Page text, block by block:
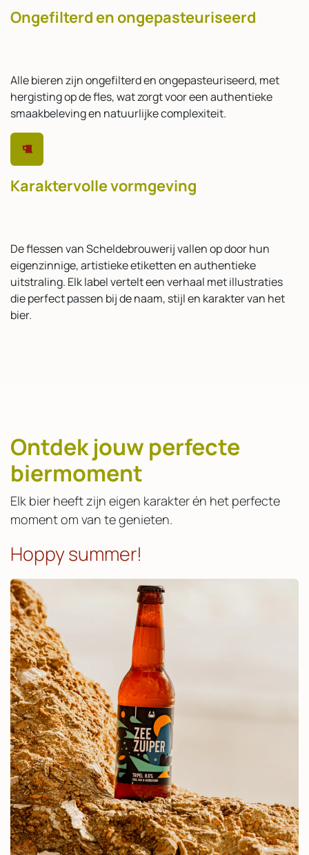
Ongefilterd en ongepasteuriseerd
Alle bieren zijn ongefilterd en ongepasteuriseerd, met
hergisting op de fles, wat zorgt voor een authentieke
smaakbeleving en natuurlijke complexiteit.
Karaktervolle vormgeving
De flessen van Scheldebrouwerij vallen op door hun
eigenzinnige, artistieke etiketten en authentieke
uitstraling. Elk label vertelt een verhaal met illustraties
die perfect passen bij de naam, stijl en karakter van het
bier.
Ontdek jouw perfecte
biermoment
Elk bier heeft zijn eigen karakter én het perfecte
moment om van te genieten.
Hoppy summer!